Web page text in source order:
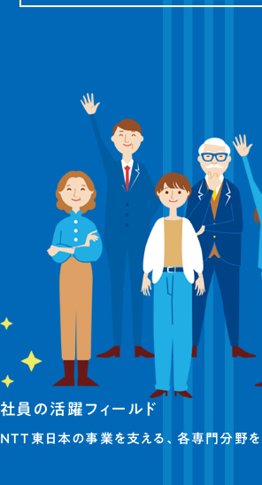
社員の活躍フィールド
NTT東日本の事業を支える、各専門分野を